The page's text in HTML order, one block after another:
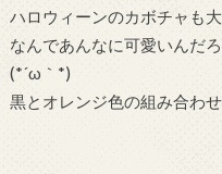
ハロウィーンのカボチャも
なんであんなに可愛いんだ
(*´ω｀*)
黒とオレンジ色の組み合わ